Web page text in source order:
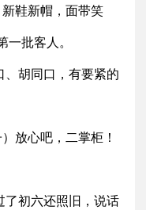
鞋新帽，面带笑
批客人。
胡同口，有要紧的
放心吧，二掌柜！
初六还照旧，说话